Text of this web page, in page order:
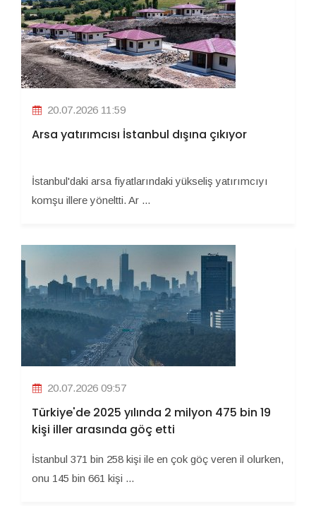
20.07.2026 11:59
Arsa yatırımcısı İstanbul dışına çıkıyor
İstanbul'daki arsa fiyatlarındaki yükseliş yatırımcıyı
komşu illere yöneltti. Ar ...
20.07.2026 09:57
Türkiye'de 2025 yılında 2 milyon 475 bin 19
kişi iller arasında göç etti
İstanbul 371 bin 258 kişi ile en çok göç veren il olurken,
onu 145 bin 661 kişi ...